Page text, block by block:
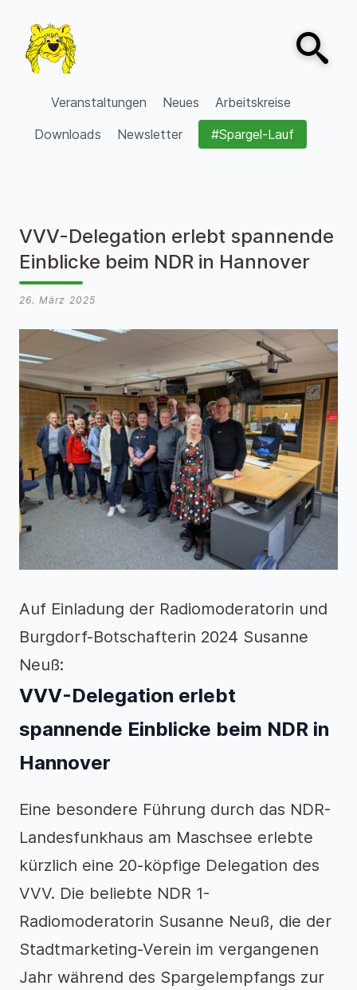
VVV Burgdorf
Veranstaltungen Neues
Arbeitskreise
Downloads
Newsletter #Spargel-Lauf
Open
VVV-Delegation erlebt spannende
Einblicke beim NDR in Hannover
26. März 2025
Auf Einladung der Radiomoderatorin und
Burgdorf-Botschafterin 2024 Susanne
Neuß:
VVV-Delegation erlebt
spannende Einblicke beim NDR in
Hannover
Eine besondere Führung durch das NDR-
Landesfunkhaus am Maschsee erlebte
kürzlich eine 20-köpfige Delegation des
VVV. Die beliebte NDR 1-
Radiomoderatorin Susanne Neuß, die der
Stadtmarketing-Verein im vergangenen
Jahr während des Spargelempfangs zur